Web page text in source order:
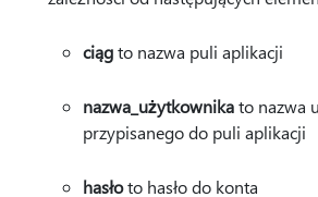
ciągto nazwa puli aplikacji
nazwa_użytkownikato nazwa
przypisanego do puli aplikacji
hasłoto hasło do konta